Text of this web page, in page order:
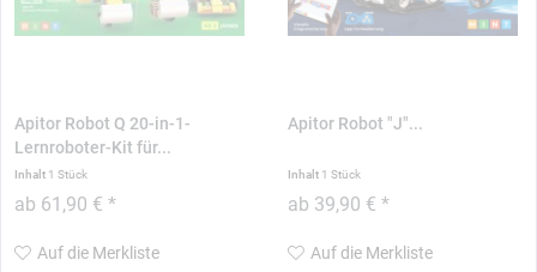
Apitor Robot Q 20-in-1-
Lernroboter-Kit für...
Inhalt 1 Stück
ab 61,90 € *
Auf die Merkliste
Apitor Robot "J"...
Inhalt 1 Stück
ab 39,90 € *
Auf die Merkliste